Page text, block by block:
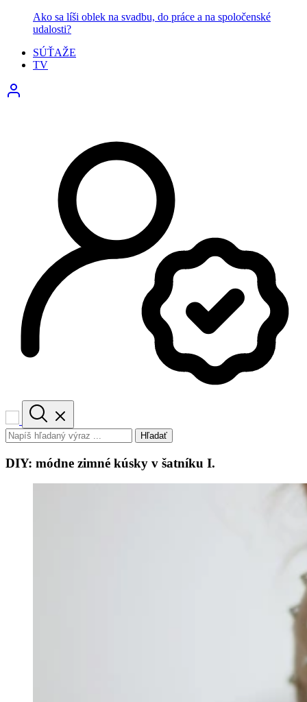
Ako sa líši oblek na svadbu, do práce a na spoločenské
udalosti?
SÚŤAŽE
TV
Hľadať
DIY: módne zimné kúsky v šatníku I.